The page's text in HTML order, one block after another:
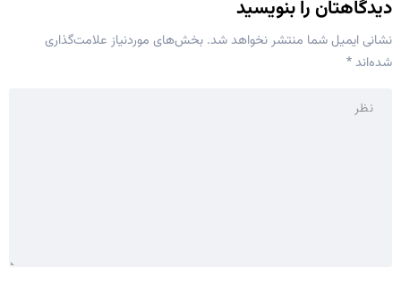
دیدگاهتان را بنویسید
نشانی ایمیل شما منتشر نخواهد شد. بخش‌های موردنیاز علامت‌گذاری
شده‌اند*